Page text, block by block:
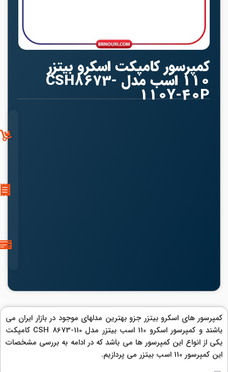
کمپرسور کامپکت اسکرو بیتزر
110 اسب مدل CSH8673-
110Y-40P
کمپرسور های اسکرو بیتزر جزو بهترین مدلهای موجود در بازار ایران می
باشند و کمپرسور اسکرو 110 اسب بیتزر مدل CSH 8673-110 کامپکت
یکی از انواع این کمپرسور ها می باشد که در ادامه به بررسی مشخصات
این کمپرسور 110 اسب بیتزر می پردازیم.